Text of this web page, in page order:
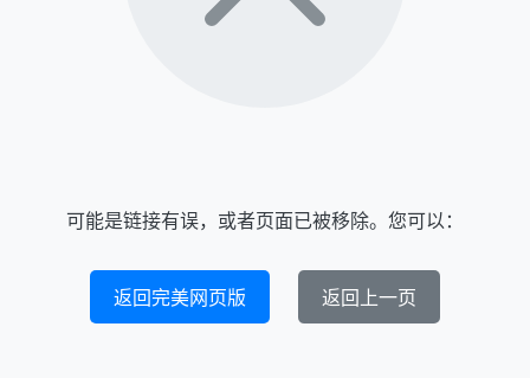
可能是链接有误，或者页面已被移除。您可以：
返回完美网页版 返回上一页